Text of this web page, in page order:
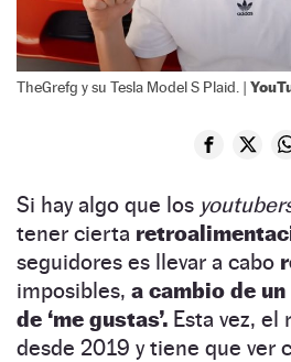
TheGrefg y su Tesla Model S Plaid. |
Si hay algo que los
tener cierta
seguidores es llevar a cabo
imposibles, a cambio de
de ‘me gustas’. Esta vez, el
desde 2019 y tiene que ver